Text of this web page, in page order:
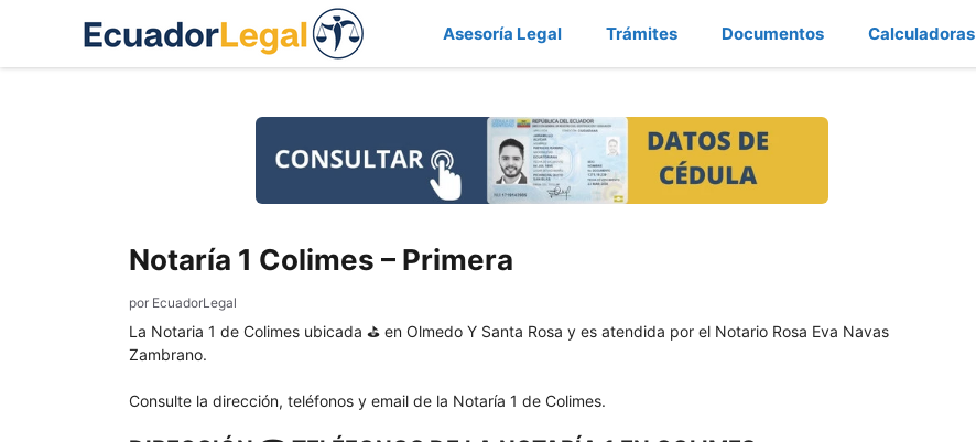
Asesoría Legal Trámites Documentos Calculadoras
Notaría 1 Colimes – Primera
por EcuadorLegal
La Notaria 1 de Colimes ubicada ⛳ en Olmedo Y Santa Rosa y es atendida por el Notario Rosa Eva Navas
Zambrano.
Consulte la dirección, teléfonos y email de la Notaría 1 de Colimes.